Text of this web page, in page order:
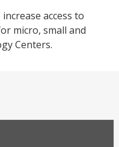
access to
micro, small and
Centers.